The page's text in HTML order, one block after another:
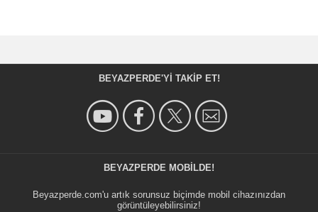
BEYAZPERDE'YI TAKIP ET!
BEYAZPERDE MOBILDE!
Beyazperde.com'u artık sorunsuz biçimde mobil cihazınızdan
görüntüleyebilirsiniz!